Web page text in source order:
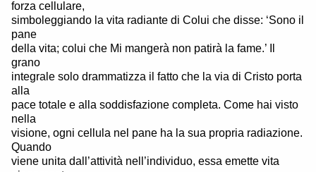
forza cellulare,
simboleggiando la vita radiante di Colui che disse: ‘Sono il
pane
della vita; colui che Mi mangerà non patirà la fame.’ Il
grano
integrale solo drammatizza il fatto che la via di Cristo porta
alla
pace totale e alla soddisfazione completa. Come hai visto
nella
visione, ogni cellula nel pane ha la sua propria radiazione.
Quando
viene unita dall’attività nell’individuo, essa emette vita